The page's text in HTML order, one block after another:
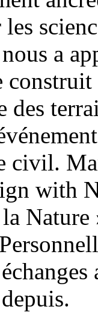
a
des
civil.
with